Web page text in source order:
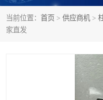
当前位置： 首页 > 供应商机 >
家直发
柱塞泵